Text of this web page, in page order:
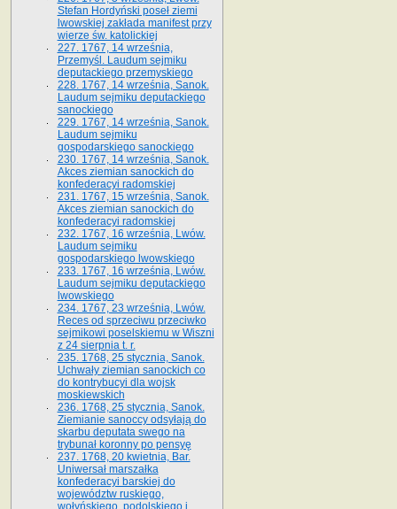
Stefan Hordyński poseł ziemi
lwowskiej zakłada manifest przy
wierze św. ka­tolickiej
227. 1767, 14 września,
Przemyśl. Laudum sejmiku
deputackiego przemyskiego
228. 1767, 14 września, Sanok.
Laudum sejmiku deputackiego
sanockiego
229. 1767, 14 września, Sanok.
Laudum sejmiku
gospodarskiego sanockiego
230. 1767, 14 września, Sanok.
Akces ziemian sanockich do
konfederacyi radomskiej
231. 1767, 15 września, Sanok.
Akces ziemian sanockich do
konfederacyi radomskiej
232. 1767, 16 września, Lwów.
Laudum sejmiku
gospodarskiego lwowskiego
233. 1767, 16 września, Lwów.
Laudum sejmiku deputackiego
lwowskiego
234. 1767, 23 września, Lwów.
Reces od sprzeciwu przeciwko
sejmikowi poselskiemu w Wiszni
z 24 sierpnia t. r.
235. 1768, 25 stycznia, Sanok.
Uchwały ziemian sanockich co
do kontrybucyi dla wojsk
moskiewskich
236. 1768, 25 stycznia, Sanok.
Ziemianie sanoccy odsyłają do
skarbu deputata swego na
trybunał koronny po pensyę
237. 1768, 20 kwietnia, Bar.
Uniwersał marszałka
konfederacyi barskiej do
województw ruskiego,
wołyńskiego, podolskiego i